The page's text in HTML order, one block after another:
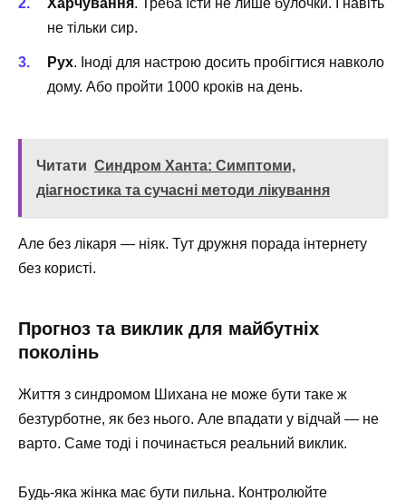
Харчування . Треба їсти не лише булочки. І навіть
не тільки сир.
Рух. Іноді для настрою досить пробігтися навколо
дому. Або пройти 1000 кроків на день.
Читати Синдром Ханта: Симптоми,
діагностика та сучасні методи лікування
Але без лікаря — ніяк. Тут дружня порада інтернету
без користі.
Прогноз та виклик для майбутніх
поколінь
Життя з синдромом Шихана не може бути таке ж
безтурботне, як без нього. Але впадати у відчай — не
варто. Саме тоді і починається реальний виклик.
Будь-яка жінка має бути пильна. Контролюйте